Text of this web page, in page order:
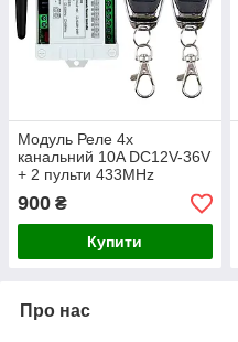
Модуль Реле 4х
канальний 10A DC12V-36V
+ 2 пульти 433MHz
дистанційний вимикач
насоса, мотора
900 ₴
Купити
Про нас